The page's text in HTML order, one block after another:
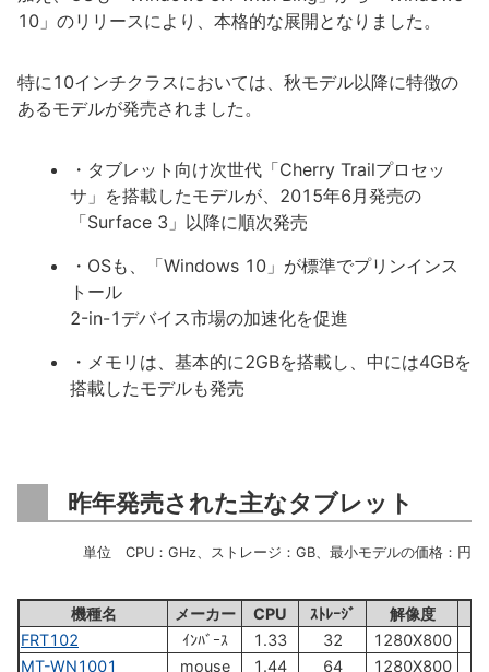
10」のリリースにより、本格的な展開となりました。
特に10インチクラスにおいては、秋モデル以降に特徴の
あるモデルが発売されました。
・タブレット向け次世代「Cherry Trailプロセッ
サ」を搭載したモデルが、2015年6月発売の
「Surface 3」以降に順次発売
・OSも、「Windows 10」が標準でプリンインス
トール
2-in-1デバイス市場の加速化を促進
・メモリは、基本的に2GBを搭載し、中には4GBを
搭載したモデルも発売
昨年発売された主なタブレット
単位 CPU：GHz、ストレージ：GB、最小モデルの価格：円
機種名 メーカー CPU ｽﾄﾚｰｼﾞ 解像度
FRT102
ｲﾝﾊﾞｰｽ 1.33 32 1280X800
MT-WN1001
mouse 1.44 64 1280X800